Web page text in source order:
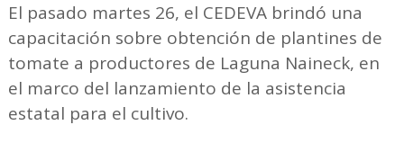
El pasado martes 26, el CEDEVA brindó una
capacitación sobre obtención de plantines de
tomate a productores de Laguna Naineck, en
el marco del lanzamiento de la asistencia
estatal para el cultivo.